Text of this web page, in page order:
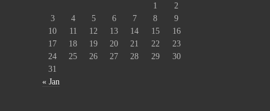
1
2
3
4 5 6 7 8
9
10
11 12 13 14 15
16
17
18 19 20 21 22
23
24
25 26 27 28 29
30
31
« Jan